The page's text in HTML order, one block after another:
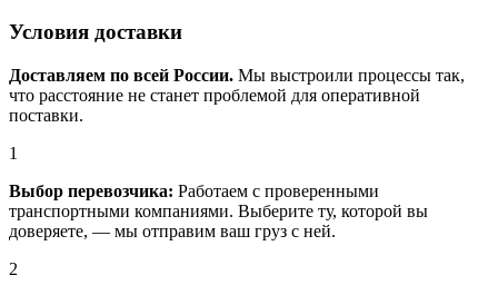
Условия доставки
Доставляем по всей России. Мы выстроили процессы так,
что расстояние не станет проблемой для оперативной
поставки.
1
Выбор перевозчика: Работаем с проверенными
транспортными компаниями. Выберите ту, которой вы
доверяете, — мы отправим ваш груз с ней.
2